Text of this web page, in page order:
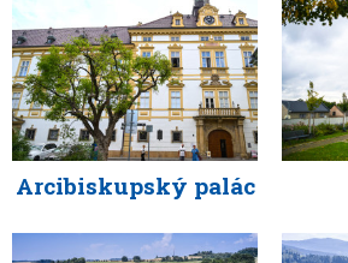
Arcibiskupský palác